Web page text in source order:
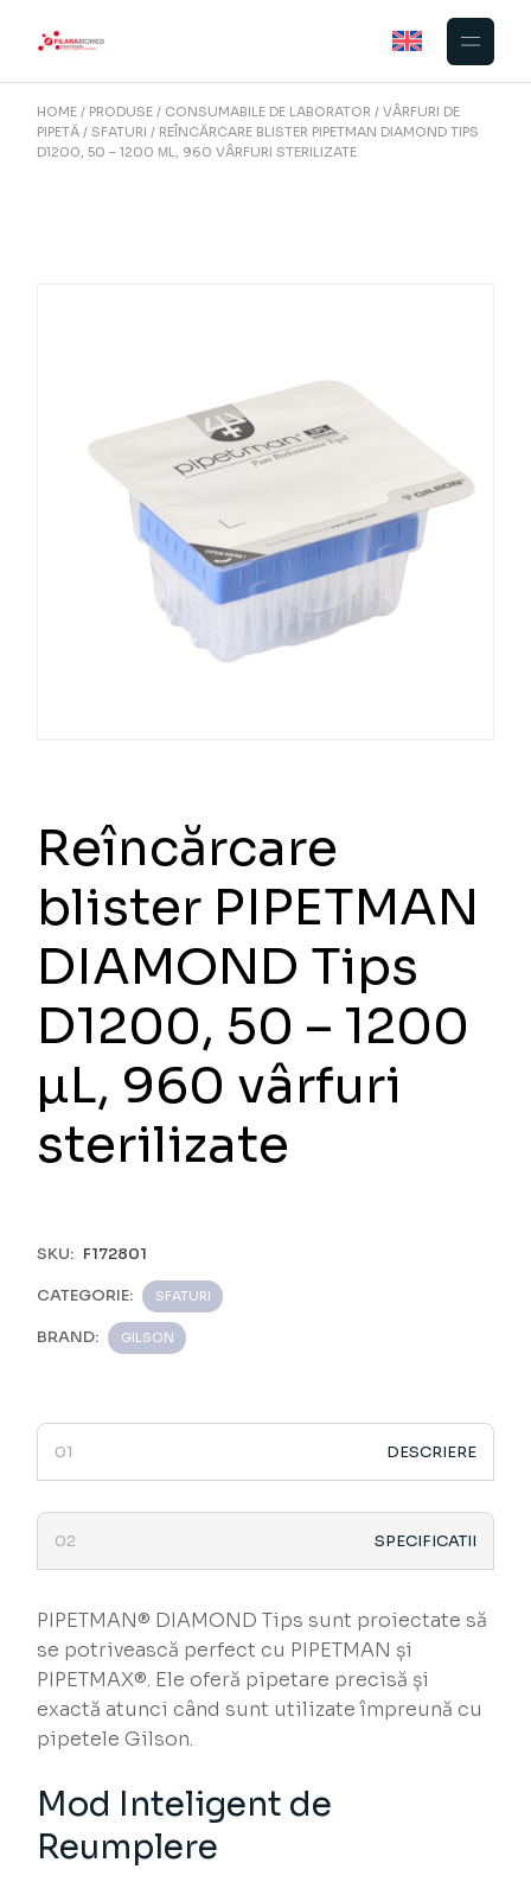
HOME PRODUSE CONSUMABILE DE LABORATOR
VÂRFURI DE
PIPETĂ
SFATURI
REÎNCĂRCARE BLISTER PIPETMAN DIAMOND TIPS
D1200, 50 – 1200 ΜL, 960 VÂRFURI STERILIZATE
Reîncărcare
blister PIPETMAN
DIAMOND Tips
D1200, 50 – 1200
µL, 960 vârfuri
sterilizate
SKU: F172801
CATEGORIE: SFATURI
BRAND: GILSON
DESCRIERE
SPECIFICATII
PIPETMAN® DIAMOND Tips sunt proiectate să
se potrivească perfect cu PIPETMAN și
PIPETMAX®. Ele oferă pipetare precisă și
exactă atunci când sunt utilizate împreună cu
pipetele Gilson.
Mod Inteligent de
Reumplere